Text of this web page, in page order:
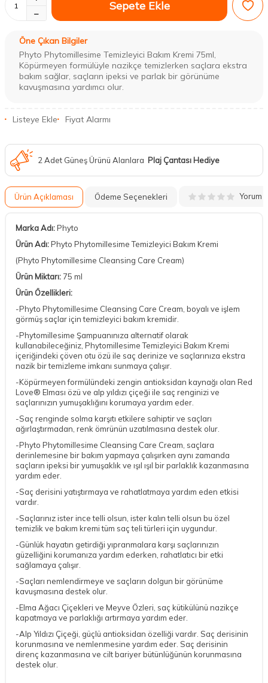
Sepete Ekle
Öne Çıkan Bilgiler
​Phyto Phytomillesime Temizleyici Bakım Kremi 75ml,
Köpürmeyen formülüyle nazikçe temizlerken saçlara ekstra
bakım sağlar, saçların ipeksi ve parlak bir görünüme
kavuşmasına yardımcı olur.
Listeye Ekle Fiyat Alarmı
2 Adet Güneş Ürünü Alanlara Plaj Çantası Hediye
Ürün Açıklaması Ödeme Seçenekleri Yorum
Marka Adı:Phyto
Ürün Adı:Phyto Phytomillesime Temizleyici Bakım Kremi
(Phyto Phytomillesime Cleansing Care Cream)
Ürün Miktarı: 75 ml
Ürün Özellikleri:
-Phyto Phytomillesime Cleansing Care Cream, boyalı ve işlem
görmüş saçlar için temizleyici bakım kremidir.
-Phytomillesime Şampuanınıza alternatif olarak
kullanabileceğiniz, Phytomillesime Temizleyici Bakım Kremi
içeriğindeki çöven otu özü ile saç derinize ve saçlarınıza ekstra
nazik bir temizleme imkanı sunmaya çalışır.
-Köpürmeyen formülündeki zengin antioksidan kaynağı olan Red
Love® Elması özü ve alp yıldızı çiçeği ile saç renginizi ve
saçlarınızın yumuşaklığını korumaya yardım eder.
-Saç renginde solma karşıtı etkilere sahiptir ve saçları
ağırlaştırmadan, renk ömrünün uzatılmasına destek olur.
-Phyto Phytomillesime Cleansing Care Cream, saçlara
derinlemesine bir bakım yapmaya çalışırken aynı zamanda
saçların ipeksi bir yumuşaklık ve ışıl ışıl bir parlaklık kazanmasına
yardım eder.
-Saç derisini yatıştırmaya ve rahatlatmaya yardım eden etkisi
vardır.
-Saçlarınız ister ince telli olsun, ister kalın telli olsun bu özel
temizlik ve bakım kremi tüm saç teli türleri için uygundur.
-Günlük hayatın getirdiği yıpranmalara karşı saçlarınızın
güzelliğini korumanıza yardım ederken, rahatlatıcı bir etki
sağlamaya çalışır.
-Saçları nemlendirmeye ve saçların dolgun bir görünüme
kavuşmasına destek olur.
-Elma Ağacı Çiçekleri ve Meyve Özleri, saç kütikülünü nazikçe
kapatmaya ve parlaklığı artırmaya yardım eder.
-Alp Yıldızı Çiçeği, güçlü antioksidan özelliği vardır. Saç derisinin
korunmasına ve nemlenmesine yardım eder. Saç derisinin
direnç kazanmasına ve cilt bariyer bütünlüğünün korunmasına
destek olur.